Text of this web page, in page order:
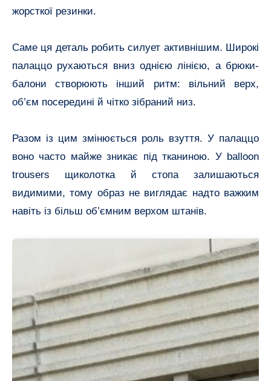
жорсткої резинки.
Саме ця деталь робить силует активнішим. Широкі
палаццо рухаються вниз однією лінією, а брюки-
балони створюють інший ритм: вільний верх,
об’єм посередині й чітко зібраний низ.
Разом із цим змінюється роль взуття. У палаццо
воно часто майже зникає під тканиною. У balloon
trousers щиколотка й стопа залишаються
видимими, тому образ не виглядає надто важким
навіть із більш об’ємним верхом штанів.